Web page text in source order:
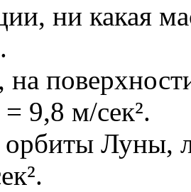
ни какая
9,8 м/сек².
Луны,